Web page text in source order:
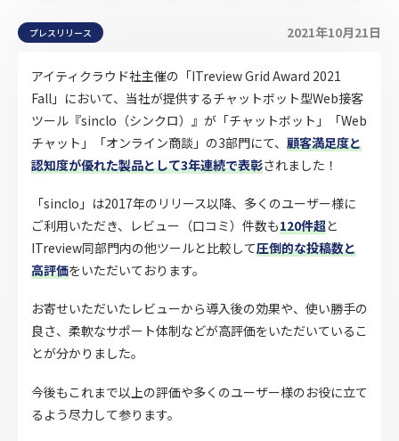
プレスリリース 2021年10月21日
アイティクラウド社主催の「ITreview Grid Award 2021
Fall」において、当社が提供するチャットボット型Web接客
ツール『sinclo（シンクロ）』が「チャットボット」「Web
チャット」「オンライン商談」の3部門にて、 顧客満足度と
認知度が優れた製品として3年連続で表彰されました！
「sinclo」は2017年のリリース以降、多くのユーザー様に
ご利用いただき、レビュー（口コミ）件数も120件超と
ITreview同部門内の他ツールと比較して圧倒的な投稿数と
高評価をいただいております。
お寄せいただいたレビューから導入後の効果や、使い勝手の
良さ、柔軟なサポート体制などが高評価をいただいているこ
とが分かりました。
今後もこれまで以上の評価や多くのユーザー様のお役に立て
るよう尽力して参ります。